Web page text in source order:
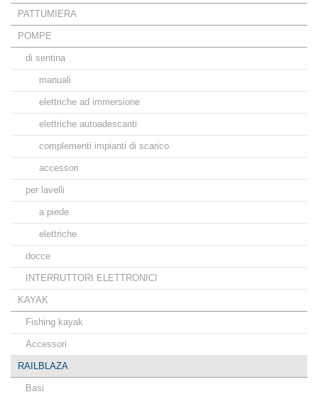
PATTUMIERA
POMPE
di sentina
manuali
elettriche ad immersione
elettriche autoadescanti
complementi impianti di scarico
accessori
per lavelli
a piede
elettriche
docce
INTERRUTTORI ELETTRONICI
KAYAK
Fishing kayak
Accessori
RAILBLAZA
Basi